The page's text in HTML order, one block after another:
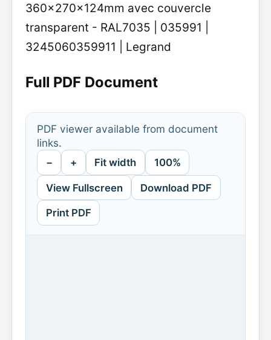
360x270x124mm avec couvercle
transparent - RAL7035 | 035991 |
3245060359911 | Legrand
Full PDF Document
PDF viewer available from document
links.
− + Fit width 100%
View Fullscreen Download PDF
Print PDF